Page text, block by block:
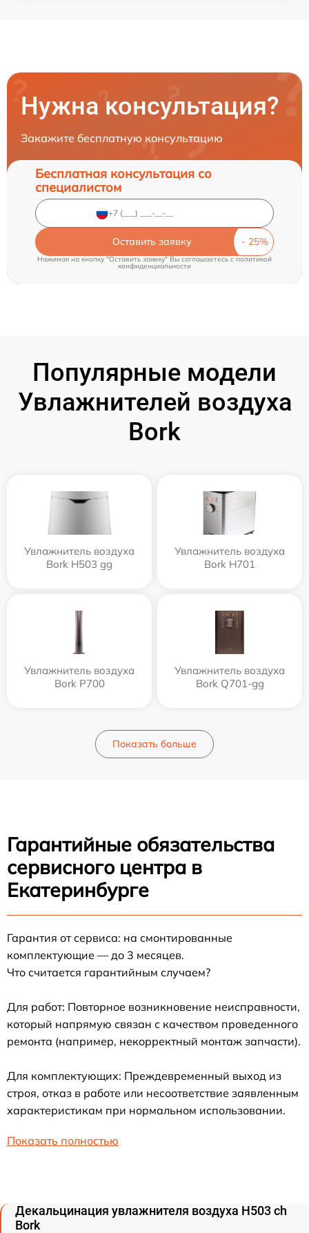
Нужна консультация?
Закажите бесплатную консультацию
Бесплатная консультация со
специалистом
Оставить заявку
Нажимая на кнопку "Оставить заявку" Вы соглашаетесь cполитикой
конфиденциальности
Популярные модели
Увлажнителей воздуха
Bork
Увлажнитель воздуха
Bork H503 gg
Увлажнитель воздуха
Bork H701
Увлажнитель воздуха
Bork P700
Увлажнитель воздуха
Bork Q701-gg
Показать больше
Гарантийные обязательства
сервисного центра в
Екатеринбурге
Гарантия от сервиса: на смонтированные
комплектующие — до 3 месяцев.
Что считается гарантийным случаем?
Для работ: Повторное возникновение неисправности,
который напрямую связан с качеством проведенного
ремонта (например, некорректный монтаж запчасти).
Для комплектующих: Преждевременный выход из
строя, отказ в работе или несоответствие заявленным
характеристикам при нормальном использовании.
Показать полностью
Декальцинация увлажнителя воздуха H503 ch
Bork